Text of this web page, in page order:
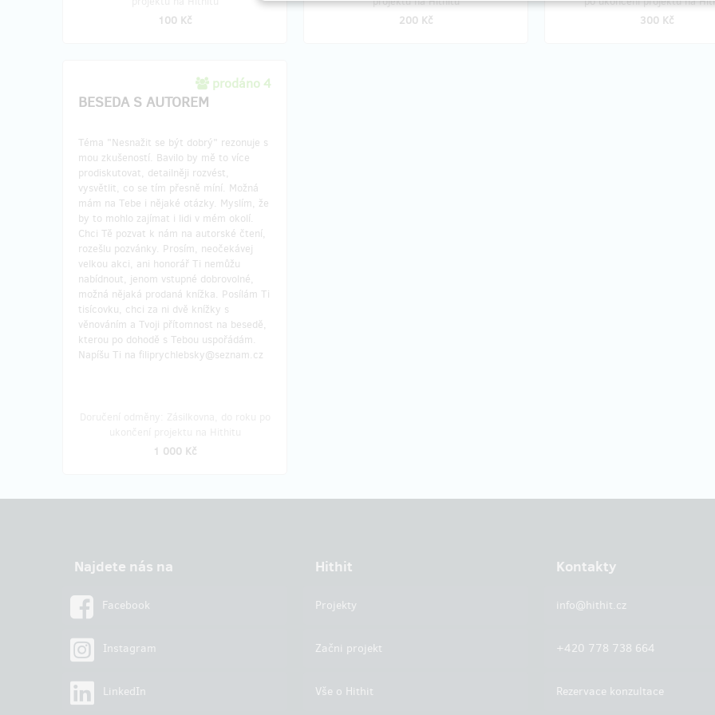
100 Kč
200 Kč
300 Kč
prodáno 4
BESEDA S AUTOREM
Téma "Nesnažit se být dobrý" rezonuje s
mou zkušeností. Bavilo by mě to více
prodiskutovat, detailněji rozvést,
vysvětlit, co se tím přesně míní. Možná
mám na Tebe i nějaké otázky. Myslím, že
by to mohlo zajímat i lidi v mém okolí.
Chci Tě pozvat k nám na autorské čtení,
rozešlu pozvánky. Prosím, neočekávej
velkou akci, ani honorář Ti nemůžu
nabídnout, jenom vstupné dobrovolné,
možná nějaká prodaná knížka. Posílám Ti
tisícovku, chci za ni dvě knížky s
věnováním a Tvoji přítomnost na besedě,
kterou po dohodě s Tebou uspořádám.
Napíšu Ti na filiprychlebsky@seznam.cz
1 000 Kč
Najdete nás na
Facebook
Instagram
LinkedIn
Hithit
Projekty
Začni projekt
Vše o Hithit
Kontakty
info@hithit.cz
+420 778 738 664
Rezervace konzultace